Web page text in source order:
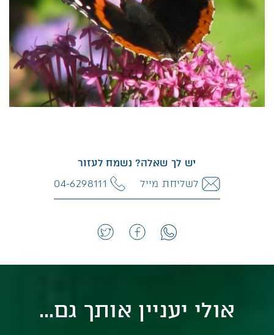
יש לך שאלה? נשמח לעזור
לשליחת מייל
04-6298111
אולי יעניין אותך גם...